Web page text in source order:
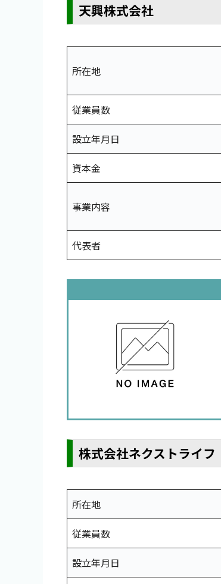
天興株式会社
所在地
従業員数
設立年月日
資本金
事業内容
代表者
株式会社ネクストライフ
所在地
従業員数
設立年月日